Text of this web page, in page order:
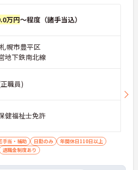
万円～程度（諸手当込）
幌市豊平区
地下鉄南北線
職員)
健福祉士免許
手当・補助 日勤のみ
年間休日110日以上
退職金制度あり